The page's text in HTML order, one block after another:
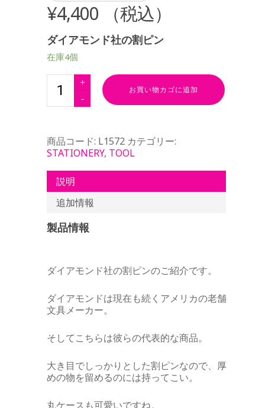
¥4,400 （税込）
ダイアモンド社の割ピン
在庫4個
お買い物カゴに追加
商品コード: L1572 カテゴリー:
STATIONERY, TOOL
説明
追加情報
製品情報
ダイアモンド社の割ピンのご紹介です。
ダイアモンドは現在も続くアメリカの老舗
文具メーカー。
そしてこちらは彼らの代表的な商品。
大き目でしっかりとした割ピンなので、厚
めの物を留めるのには持ってこい。
丸ケースも可愛いですね。